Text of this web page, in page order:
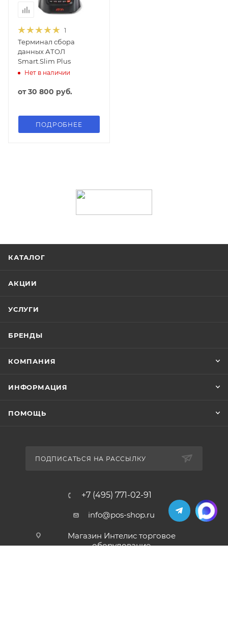
1
Терминал сбора
данных АТОЛ
Smart.Slim Plus
Нет в наличии
от30 800 руб.
ПОДРОБНЕЕ
КАТАЛОГ
АКЦИИ
УСЛУГИ
БРЕНДЫ
КОМПАНИЯ
ИНФОРМАЦИЯ
ПОМОЩЬ
ПОДПИСАТЬСЯ НА РАССЫЛКУ
+7 (495) 771-02-91
info@pos-shop.ru
Магазин Интелис торговое
оборудование